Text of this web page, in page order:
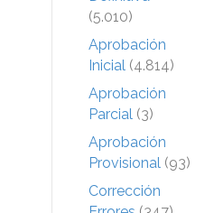
(5.010)
Aprobación
Inicial (4.814)
Aprobación
Parcial (3)
Aprobación
Provisional (93)
Corrección